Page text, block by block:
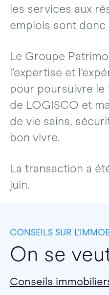
les services aux
emplois sont donc
Le Groupe
l’expertise et
pour poursuivre le
de LOGISCO et
de vie sains,
bon vivre.
La transaction a
juin.
CONSEILS SUR
On se
Conseils